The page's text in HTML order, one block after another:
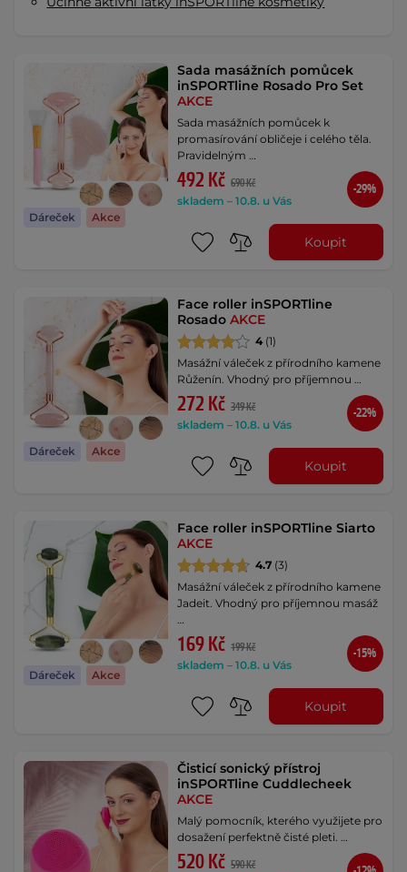
Dáreček Akce
Sada masážních pomůcek
inSPORTline Rosado Pro Set
AKCE
Sada masážních pomůcek k
promasírování obličeje i celého těla.
Pravidelným …
492 Kč 690 Kč
skladem – 10.8. u Vás
-29%
Koupit
Dáreček Akce
Face roller inSPORTline
RosadoAKCE
4 (1)
Masážní váleček z přírodního kamene
Růženín. Vhodný pro příjemnou …
272 Kč 349 Kč
skladem – 10.8. u Vás
-22%
Koupit
Dáreček Akce
Face roller inSPORTline Siarto
AKCE
4.7 (3)
Masážní váleček z přírodního kamene
Jadeit. Vhodný pro příjemnou masáž
…
169 Kč 199 Kč
skladem – 10.8. u Vás
-15%
Koupit
Čisticí sonický přístroj
inSPORTline Cuddlecheek
AKCE
Malý pomocník, kterého využijete pro
dosažení perfektně čisté pleti. …
520 Kč 590 Kč